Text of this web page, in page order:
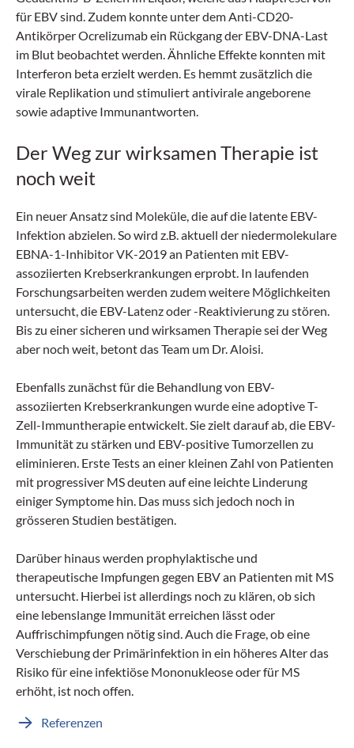
für EBV sind. Zudem konnte unter dem Anti-CD20-
Antikörper Ocrelizumab ein Rückgang der EBV-DNA-Last
im Blut beobachtet werden. Ähnliche Effekte konnten mit
Interferon beta erzielt werden. Es hemmt zusätzlich die
virale Replikation und stimuliert antivirale angeborene
sowie adaptive Immun­antworten.
Der Weg zur wirksamen Therapie ist
noch weit
Ein neuer Ansatz sind Moleküle, die auf die latente EBV-
Infektion abzielen. So wird z.B. aktuell der niedermolekulare
EBNA-1-Inhibitor VK-2019 an Patienten mit EBV-
assoziierten Krebserkrankungen erprobt. In laufenden
Forschungsarbeiten werden zudem weitere Möglichkeiten
untersucht, die EBV-Latenz oder -Reaktivierung zu stören.
Bis zu einer sicheren und wirksamen Therapie sei der Weg
aber noch weit, betont das Team um Dr. Aloisi.
Ebenfalls zunächst für die Behandlung von EBV-
assoziierten Krebserkrankungen wurde eine adoptive T-
Zell-Immuntherapie entwickelt. Sie zielt darauf ab, die EBV-
Immunität zu stärken und EBV-positive Tumorzellen zu
eliminieren. Erste Tests an einer kleinen Zahl von Patienten
mit progressiver MS deuten auf eine leichte Linderung
einiger Symptome hin. Das muss sich jedoch noch in
grösseren Studien bestätigen.
Darüber hinaus werden prophylaktische und
therapeutische Impfungen gegen EBV an Patienten mit MS
untersucht. Hierbei ist allerdings noch zu klären, ob sich
eine lebenslange Immunität erreichen lässt oder
Auffrischimpfungen nötig sind. Auch die Frage, ob eine
Verschiebung der Primärinfektion in ein höheres Alter das
Risiko für eine infektiöse Mononukleose oder für MS
erhöht, ist noch offen.
Referenzen